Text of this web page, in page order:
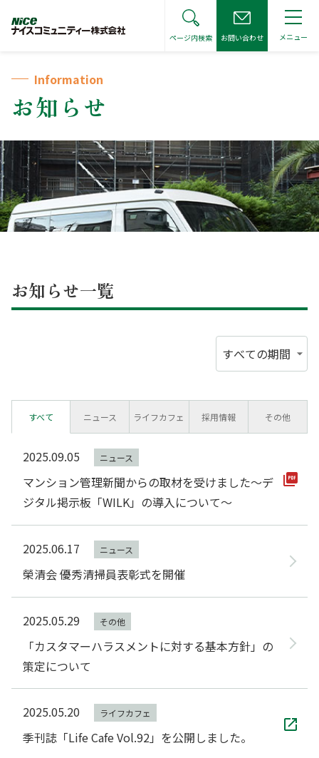
トップページ
お住まいの皆さまへ トップ
管理費等の振替口座変更受付
ナイスオールライフサービス
お住まいの売買、賃貸のご相談
お住まいのマンション管理に関するご質問、ご相談
Q&A
管理会社をお探しの方へ
管理会社をお探しの方へ トップ
管理見積に関するご相談
不動産仲介会社の方へ
不動産仲介会社の方へ トップ
お知らせ
個人情報保護方針
カスタマーハラスメントに対する基本方針
ページ内検索 お問い合わせ メニュー
Information
お知らせ
お知らせ一覧
すべて ニュース ライフカフェ 採用情報 その他
2025.09.05 ニュース
マンション管理新聞からの取材を受けました～デ
ジタル掲示板「WILK」の導入について～
2025.06.17 ニュース
榮清会 優秀清掃員表彰式を開催
2025.05.29 その他
「カスタマーハラスメントに対する基本方針」の
策定について
2025.05.20 ライフカフェ
季刊誌「Life Cafe Vol.92」を公開しました。